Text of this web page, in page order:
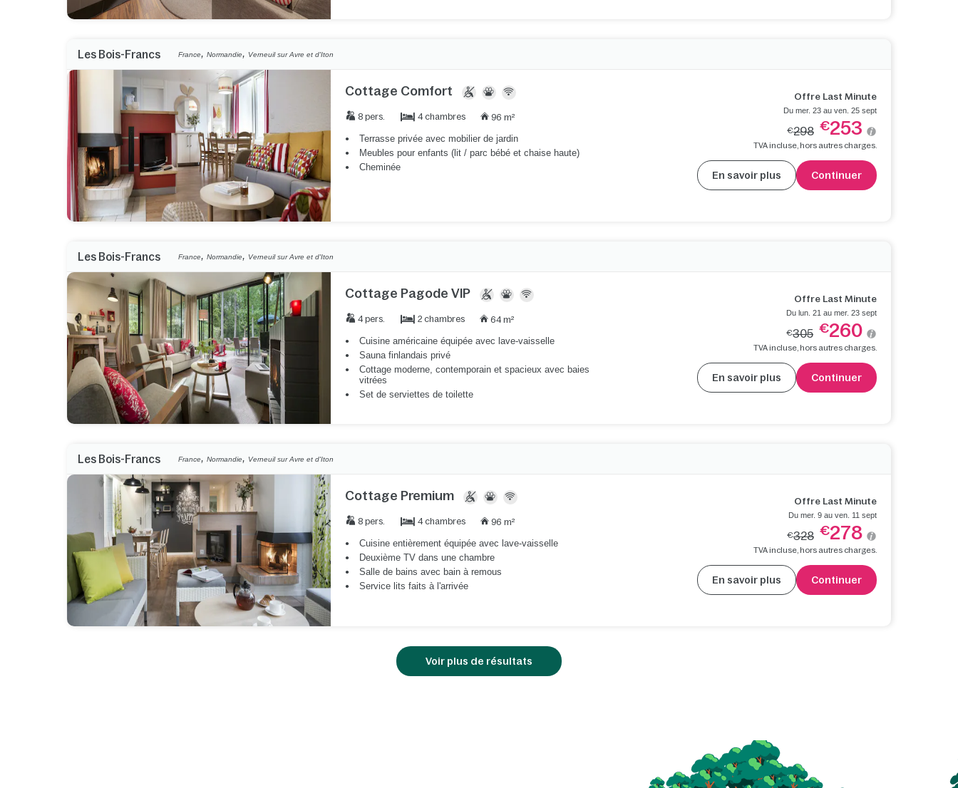
Les Bois-Francs France,Normandie, Verneuil sur Avre et d'Iton
Cottage Comfort
8 pers. 4 chambres 96 m²
Terrasse privée avec mobilier de jardin
Meubles pour enfants (lit / parc bébé et chaise haute)
Cheminée
Offre Last Minute
Du mer. 23 au ven. 25 sept
€298 €253
TVA incluse, hors autres charges.
En savoir plus Continuer
Les Bois-Francs France,Normandie, Verneuil sur Avre et d'Iton
Cottage Pagode VIP
4 pers. 2 chambres 64 m²
Cuisine américaine équipée avec lave-vaisselle
Sauna finlandais privé
Cottage moderne, contemporain et spacieux avec baies
vitrées
Set de serviettes de toilette
Offre Last Minute
Du lun. 21 au mer. 23 sept
€305 €260
TVA incluse, hors autres charges.
En savoir plus Continuer
Les Bois-Francs France,Normandie, Verneuil sur Avre et d'Iton
Cottage Premium
8 pers. 4 chambres 96 m²
Cuisine entièrement équipée avec lave-vaisselle
Deuxième TV dans une chambre
Salle de bains avec bain à remous
Service lits faits à l'arrivée
Offre Last Minute
Du mer. 9 au ven. 11 sept
€328 €278
TVA incluse, hors autres charges.
En savoir plus Continuer
Voir plus de résultats